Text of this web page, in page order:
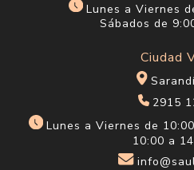
Lunes a Viernes
Sábados de
Ciudad
2915
Lunes a Viernes de
10:00 a